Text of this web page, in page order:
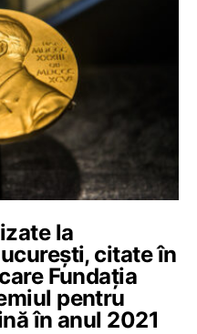
la
citate în
Fundația
pentru
în anul 2021